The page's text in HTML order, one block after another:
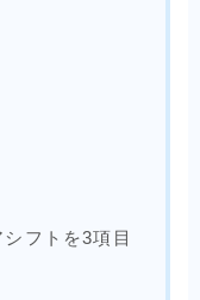
フトを3項目